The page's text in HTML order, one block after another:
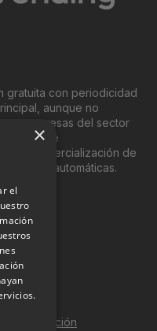
gratuita con periodicidad
aunque no
y empresas del sector
se conoce
a la comercialización de
automáticas.
la información
×
el